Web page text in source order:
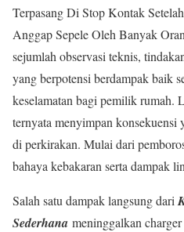
Terpasang Di Stop Kontak
Anggap Sepele Oleh Banyak
sejumlah observasi teknis,
yang berpotensi berdampak baik
keselamatan bagi pemilik rumah.
ternyata menyimpan konsekuensi
di perkirakan. Mulai dari
bahaya kebakaran serta dampak
Salah satu dampak langsung dari
Sederhana meninggalkan